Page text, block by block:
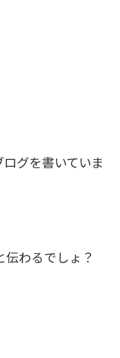
グを書いていま
わるでしょ？